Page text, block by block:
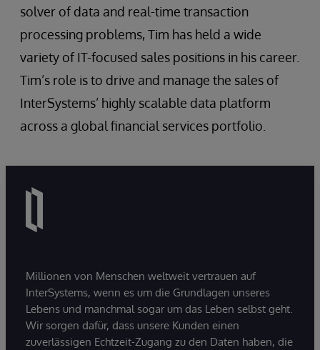
solver of data and real-time transaction
processing problems, Tim has held a wide
variety of IT-focused sales positions in his career.
Tim’s role is to drive and manage the sales of
InterSystems’ highly scalable data platform
across a global financial services portfolio.
Millionen von Menschen weltweit vertrauen auf
InterSystems, wenn es um die Grundlagen unseres
Lebens und manchmal sogar um das Leben selbst geht.
Wir sorgen dafür, dass unsere Kunden einen
zuverlässigen Echtzeit-Zugang zu den Daten haben, die